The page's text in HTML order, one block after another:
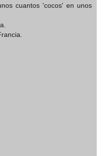
cuantos 'cocos' en unos